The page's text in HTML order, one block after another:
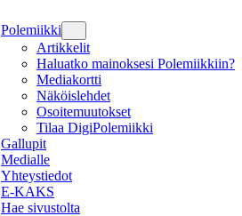
Polemiikki
Artikkelit
Haluatko mainoksesi Polemiikkiin?
Mediakortti
Näköislehdet
Osoitemuutokset
Tilaa DigiPolemiikki
Gallupit
Medialle
Yhteystiedot
E-KAKS
Hae sivustolta